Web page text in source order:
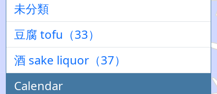
未分類
豆腐 tofu（33）
酒 sake liquor（37）
Calendar